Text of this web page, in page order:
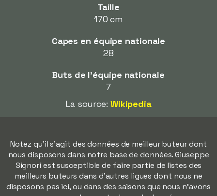
Taille
170 cm
Capes en équipe nationale
28
Buts de l'équipe nationale
7
La source: Wikipedia
Notez qu'il s'agit des données de meilleur buteur dont
nous disposons dans notre base de données. Giuseppe
Signori est susceptible de faire partie de listes des
meilleurs buteurs dans d'autres ligues dont nous ne
disposons pas ici, ou dans des saisons que nous n'avons